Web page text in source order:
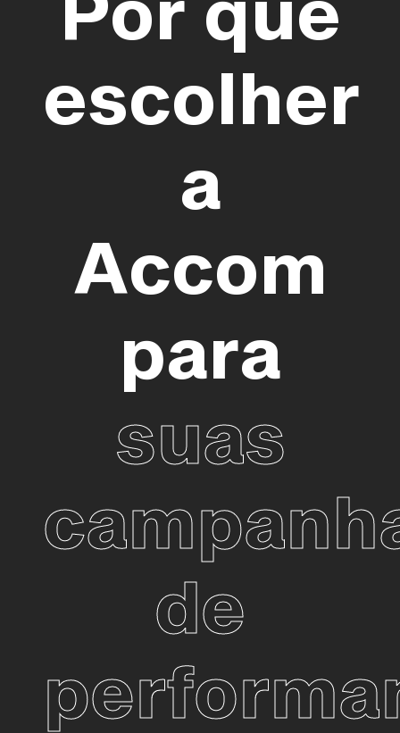
escolher
a
Accom
para
suas
de